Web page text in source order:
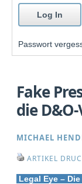
Passwort
Fake
die
MICHAEL
ARTIKEL
Legal Eye –